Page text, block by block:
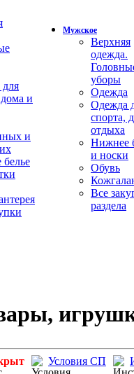
и
и
Мужское
Верхняя
одежда.
уборы
Одежда
Одежда
спорта,
отдыха
Нижнее
и носки
Обувь
Все
раздела
Условия СП